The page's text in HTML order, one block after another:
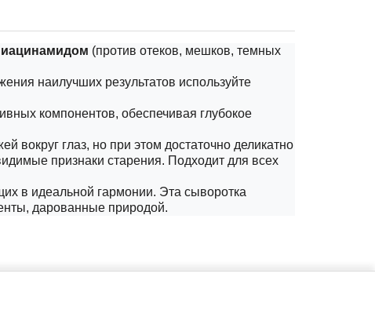
(против отеков, мешков, темных
наилучших результатов используйте
компонентов, обеспечивая глубокое
вокруг глаз, но при этом достаточно деликатно
признаки старения. Подходит для всех
в идеальной гармонии. Эта сыворотка
дарованные природой.